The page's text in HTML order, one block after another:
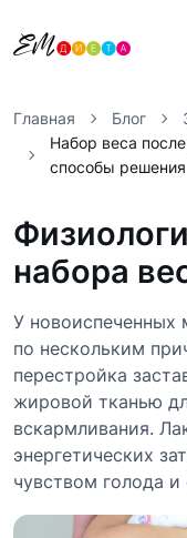
Главная Блог
Набор веса
способы решения
набора
У новоиспеченных
по нескольким
перестройка
жировой тканью
вскармливания.
энергетических
чувством голода